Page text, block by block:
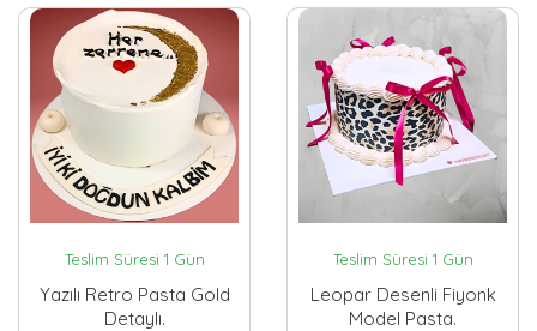
Teslim Süresi 1 Gün
Yazılı Retro Pasta Gold
Detaylı.
Teslim Süresi 1 Gün
Leopar Desenli Fiyonk
Model Pasta.